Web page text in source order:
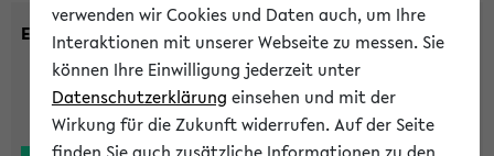
Einrichtung:
verwenden wir Cookies und Daten auch, um Ihre
Interaktionen mit unserer Webseite zu messen. Sie
können Ihre Einwilligung jederzeit unter
Datenschutzerklärung einsehen und mit der
Wirkung für die Zukunft widerrufen. Auf der Seite